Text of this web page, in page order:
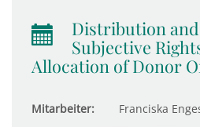
Distribution
Subjective
Allocation of Donor
Mitarbeiter: Franciska